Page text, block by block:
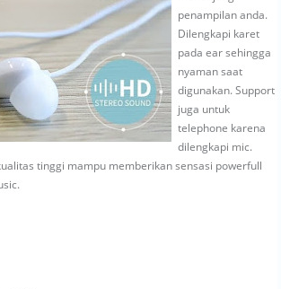
penampilan anda.
Dilengkapi karet
pada ear sehingga
nyaman saat
digunakan. Support
juga untuk
telephone karena
dilengkapi mic.
tinggi mampu memberikan sensasi powerfull